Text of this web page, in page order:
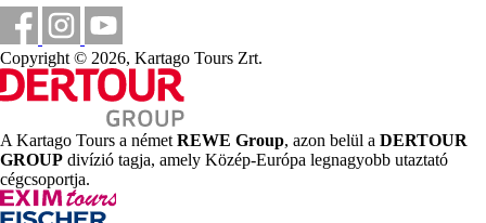
300 m
Városközpont
25 km
Távolság a legközelebbi repülőtértől
300 m
Vásárlás
250 m
Copyright © 2026, Kartago Tours Zrt.
A Kartago Tours a német REWE Group, azon belül a DERTOUR
GROUP divízió tagja, amely Közép-Európa legnagyobb utaztató
cégcsoportja.